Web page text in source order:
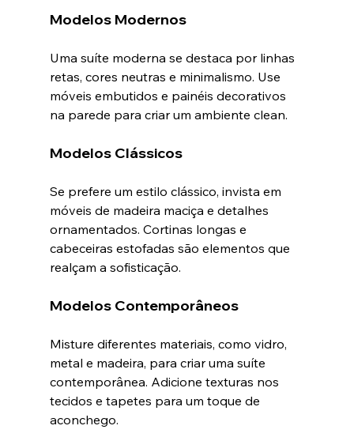
Modelos Modernos
Uma suíte moderna se destaca por linhas
retas, cores neutras e minimalismo. Use
móveis embutidos e painéis decorativos
na parede para criar um ambiente clean.
Modelos Clássicos
Se prefere um estilo clássico, invista em
móveis de madeira maciça e detalhes
ornamentados. Cortinas longas e
cabeceiras estofadas são elementos que
realçam a sofisticação.
Modelos Contemporâneos
Misture diferentes materiais, como vidro,
metal e madeira, para criar uma suíte
contemporânea. Adicione texturas nos
tecidos e tapetes para um toque de
aconchego.